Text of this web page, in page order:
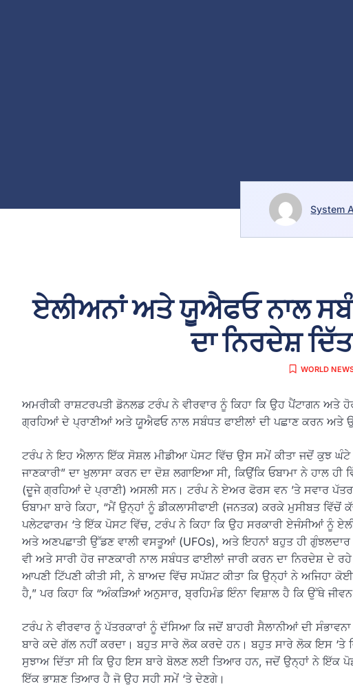
System
ਏਲੀਅਨਾਂ ਅਤੇ ਯੂਐਫਓ ਨਾਲ
ਦਾ ਨਿਰਦੇਸ਼
WORLD
ਅਮਰੀਕੀ ਰਾਸ਼ਟਰਪਤੀ ਡੋਨਲਡ ਟਰੰਪ ਨੇ ਵੀਰਵਾਰ ਨੂੰ ਕਿਹਾ ਕਿ ਉਹ ਪੈਂਟਾਗਨ ਅਤੇ
ਗ੍ਰਹਿਆਂ ਦੇ ਪ੍ਰਾਣੀਆਂ ਅਤੇ ਯੂਐਫਓ ਨਾਲ ਸਬੰਧਤ ਫਾਈਲਾਂ ਦੀ ਪਛਾਣ ਕਰਨ ਅਤੇ
ਟਰੰਪ ਨੇ ਇਹ ਐਲਾਨ ਇੱਕ ਸੋਸ਼ਲ ਮੀਡੀਆ ਪੋਸਟ ਵਿੱਚ ਉਸ ਸਮੇਂ ਕੀਤਾ ਜਦੋਂ ਕੁਝ ਘੰਟੇ
ਜਾਣਕਾਰੀ” ਦਾ ਖੁਲਾਸਾ ਕਰਨ ਦਾ ਦੋਸ਼ ਲਗਾਇਆ ਸੀ, ਕਿਉਂਕਿ ਓਬਾਮਾ ਨੇ ਹਾਲ
(ਦੂਜੇ ਗ੍ਰਹਿਆਂ ਦੇ ਪ੍ਰਾਣੀ) ਅਸਲੀ ਸਨ। ਟਰੰਪ ਨੇ ਏਅਰ ਫੋਰਸ ਵਨ ’ਤੇ ਸਵਾਰ
ਓਬਾਮਾ ਬਾਰੇ ਕਿਹਾ, “ਮੈਂ ਉਨ੍ਹਾਂ ਨੂੰ ਡੀਕਲਾਸੀਫਾਈ (ਜਨਤਕ) ਕਰਕੇ ਮੁਸੀਬਤ
ਪਲੇਟਫਾਰਮ ‘ਤੇ ਇੱਕ ਪੋਸਟ ਵਿੱਚ, ਟਰੰਪ ਨੇ ਕਿਹਾ ਕਿ ਉਹ ਸਰਕਾਰੀ ਏਜੰਸੀਆਂ ਨੂੰ
ਅਤੇ ਅਣਪਛਾਤੀ ਉੱਡਣ ਵਾਲੀ ਵਸਤੂਆਂ (UFOs), ਅਤੇ ਇਹਨਾਂ ਬਹੁਤ ਹੀ
ਵੀ ਅਤੇ ਸਾਰੀ ਹੋਰ ਜਾਣਕਾਰੀ ਨਾਲ ਸਬੰਧਤ ਫਾਈਲਾਂ ਜਾਰੀ ਕਰਨ ਦਾ ਨਿਰਦੇਸ਼ ਦੇ
ਆਪਣੀ ਟਿੱਪਣੀ ਕੀਤੀ ਸੀ, ਨੇ ਬਾਅਦ ਵਿੱਚ ਸਪੱਸ਼ਟ ਕੀਤਾ ਕਿ ਉਨ੍ਹਾਂ ਨੇ ਅਜਿਹਾ
ਹੈ,” ਪਰ ਕਿਹਾ ਕਿ “ਅੰਕੜਿਆਂ ਅਨੁਸਾਰ, ਬ੍ਰਹਿਮੰਡ ਇੰਨਾ ਵਿਸ਼ਾਲ ਹੈ ਕਿ ਉੱਥੇ
ਟਰੰਪ ਨੇ ਵੀਰਵਾਰ ਨੂੰ ਪੱਤਰਕਾਰਾਂ ਨੂੰ ਦੱਸਿਆ ਕਿ ਜਦੋਂ ਬਾਹਰੀ ਸੈਲਾਨੀਆਂ ਦੀ
ਬਾਰੇ ਕਦੇ ਗੱਲ ਨਹੀਂ ਕਰਦਾ। ਬਹੁਤ ਸਾਰੇ ਲੋਕ ਕਰਦੇ ਹਨ। ਬਹੁਤ ਸਾਰੇ ਲੋਕ ਇਸ ‘ਤੇ
ਸੁਝਾਅ ਦਿੱਤਾ ਸੀ ਕਿ ਉਹ ਇਸ ਬਾਰੇ ਬੋਲਣ ਲਈ ਤਿਆਰ ਹਨ, ਜਦੋਂ ਉਨ੍ਹਾਂ ਨੇ ਇੱਕ
ਇੱਕ ਭਾਸ਼ਣ ਤਿਆਰ ਹੈ ਜੋ ਉਹ ਸਹੀ ਸਮੇਂ ‘ਤੇ ਦੇਣਗੇ।